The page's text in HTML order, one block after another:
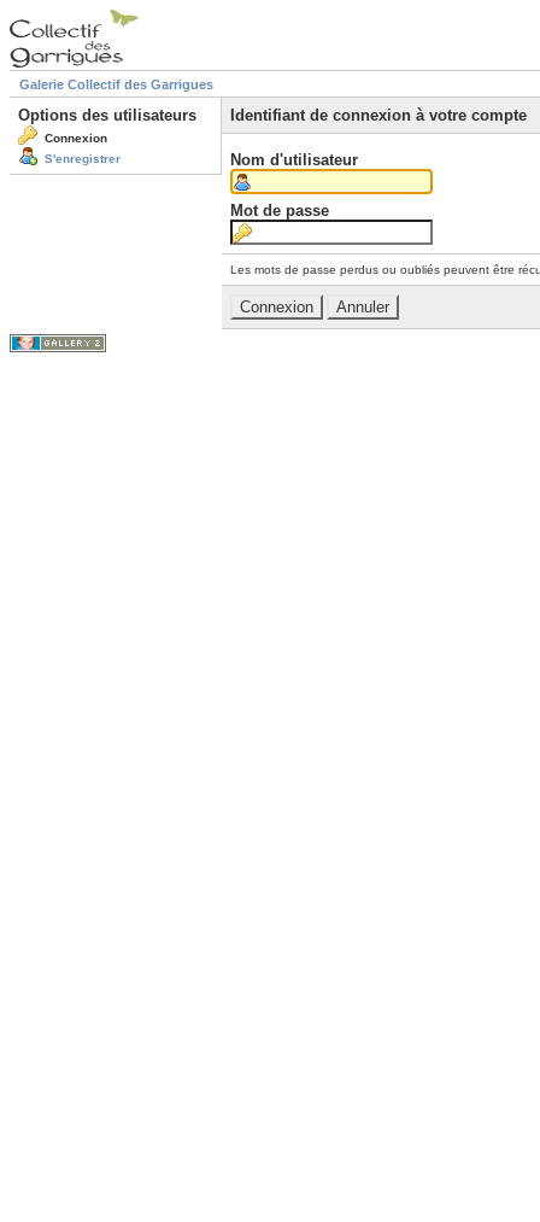
Galerie Collectif des Garrigues
Options des utilisateurs
Connexion
S'enregistrer
Identifiant de connexion à votre compte
Nom d'utilisateur
Mot de passe
Les mots de passe perdus ou oubliés peuvent être